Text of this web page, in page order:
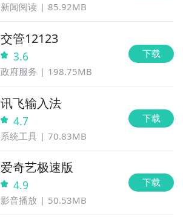
新闻阅读 85.92MB
交管12123
3.6
政府服务 198.75MB
下载
讯飞输入法
4.7
系统工具 70.83MB
下载
爱奇艺极速版
4.9
影音播放 50.53MB
下载